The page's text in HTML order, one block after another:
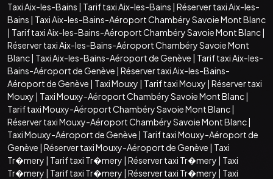
Taxi Aix-les-Bains | Tarif taxi Aix-les-Bains | Réserver taxi Aix-les-
Bains | Taxi Aix-les-Bains-Aéroport Chambéry Savoie Mont Blanc
| Tarif taxi Aix-les-Bains-Aéroport Chambéry Savoie Mont Blanc|
Réserver taxi Aix-les-Bains-Aéroport Chambéry Savoie Mont
Blanc| Taxi Aix-les-Bains-Aéroport de Genève | Tarif taxi Aix-les-
Bains-Aéroport de Genève | Réserver taxi Aix-les-Bains-
Aéroport de Genève | Taxi Mouxy | Tarif taxi Mouxy | Réserver taxi
Mouxy | Taxi Mouxy-Aéroport Chambéry Savoie Mont Blanc|
Tarif taxi Mouxy-Aéroport Chambéry Savoie Mont Blanc|
Réserver taxi Mouxy-Aéroport Chambéry Savoie Mont Blanc|
Taxi Mouxy-Aéroport de Genève | Tarif taxi Mouxy-Aéroport de
Genève | Réserver taxi Mouxy-Aéroport de Genève | Taxi
Tr�mery | Tarif taxi Tr�mery | Réserver taxi Tr�mery | Taxi
Tr�mery | Tarif taxi Tr�mery | Réserver taxi Tr�mery | Taxi